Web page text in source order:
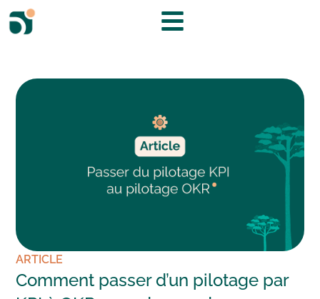
ARTICLE
Comment passer d’un pilotage par